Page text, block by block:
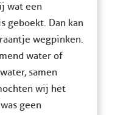
wat een
geboekt. Dan kan
wegpinken.
water of
samen
wij het
geen